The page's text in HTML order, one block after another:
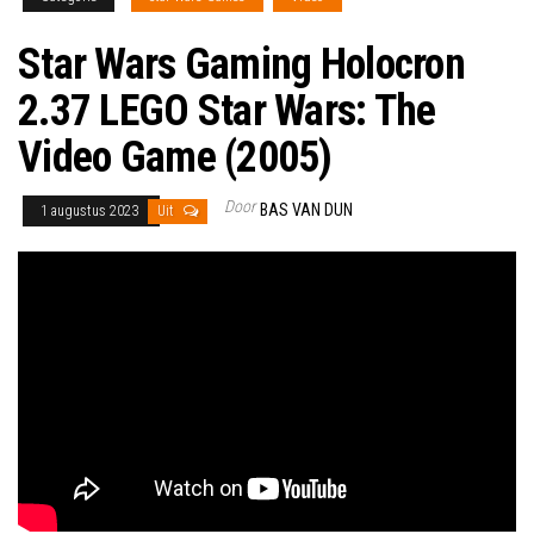
Star Wars Gaming Holocron
2.37 LEGO Star Wars: The
Video Game (2005)
1 augustus 2023 Uit Door BAS VAN DUN